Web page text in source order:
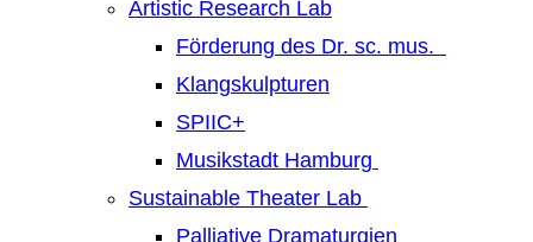
Artistic Research Lab
Förderung des Dr. sc. mus.
Klangskulpturen
SPIIC+
Musikstadt Hamburg
Sustainable Theater Lab
Palliative Dramaturgien